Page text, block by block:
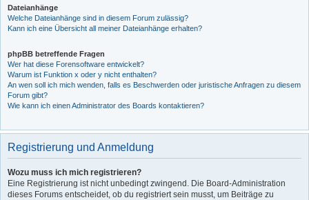
Dateianhänge
Welche Dateianhänge sind in diesem Forum zulässig?
Kann ich eine Übersicht all meiner Dateianhänge erhalten?
phpBB betreffende Fragen
Wer hat diese Forensoftware entwickelt?
Warum ist Funktion x oder y nicht enthalten?
An wen soll ich mich wenden, falls es Beschwerden oder juristische Anfragen zu diesem
Forum gibt?
Wie kann ich einen Administrator des Boards kontaktieren?
Registrierung und Anmeldung
Wozu muss ich mich registrieren?
Eine Registrierung ist nicht unbedingt zwingend. Die Board-Administration
dieses Forums entscheidet, ob du registriert sein musst, um Beiträge zu